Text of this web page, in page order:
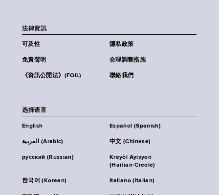
法律資訊
可及性 隱私政策
免責聲明 合理調整措施
《資訊公開法》(FOIL) 聯絡我們
选择语言
English Español (Spanish)
العربية (Arabic) 中文 (Chinese)
русский (Russian)
Kreyòl Ayisyen
(Haitian-Creole)
한국어 (Korean) Italiano (Italian)